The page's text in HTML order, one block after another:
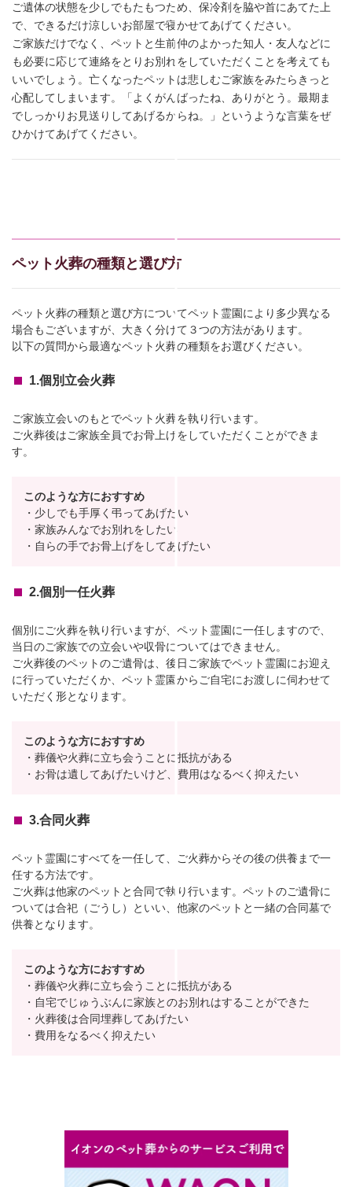
ご遺体の状態を少しでもたもつため、保冷剤を脇や首にあてた上
で、できるだけ涼しいお部屋で寝かせてあげてください。
ご家族だけでなく、ペットと生前仲のよかった知人・友人などに
も必要に応じて連絡をとりお別れをしていただくことを考えても
いいでしょう。亡くなったペットは悲しむご家族をみたらきっと
心配してしまいます。「よくがんばったね、ありがとう。最期ま
でしっかりお見送りしてあげるからね。」というような言葉をぜ
ひかけてあげてください。
ペット火葬の種類と選び方
ペット火葬の種類と選び方についてペット霊園により多少異なる
場合もございますが、大きく分けて３つの方法があります。
以下の質問から最適なペット火葬の種類をお選びください。
1.個別立会火葬
ご家族立会いのもとでペット火葬を執り行います。
ご火葬後はご家族全員でお骨上げをしていただくことができま
す。
このような方におすすめ
・少しでも手厚く弔ってあげたい
・家族みんなでお別れをしたい
・自らの手でお骨上げをしてあげたい
2.個別一任火葬
個別にご火葬を執り行いますが、ペット霊園に一任しますので、
当日のご家族での立会いや収骨についてはできません。
ご火葬後のペットのご遺骨は、後日ご家族でペット霊園にお迎え
に行っていただくか、ペット霊園からご自宅にお渡しに伺わせて
いただく形となります。
このような方におすすめ
・葬儀や火葬に立ち会うことに抵抗がある
・お骨は遺してあげたいけど、費用はなるべく抑えたい
3.合同火葬
ペット霊園にすべてを一任して、ご火葬からその後の供養まで一
任する方法です。
ご火葬は他家のペットと合同で執り行います。ペットのご遺骨に
ついては合祀（ごうし）といい、他家のペットと一緒の合同墓で
供養となります。
このような方におすすめ
・葬儀や火葬に立ち会うことに抵抗がある
・自宅でじゅうぶんに家族とのお別れはすることができた
・火葬後は合同埋葬してあげたい
・費用をなるべく抑えたい